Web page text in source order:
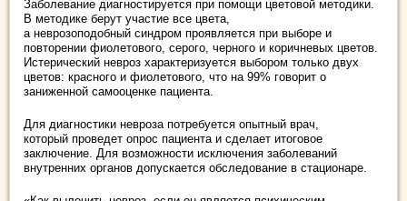
Заболевание диагностируется при помощи цветовой методики.
В методике берут участие все цвета,
а неврозоподобный синдром проявляется при выборе и
повторении фиолетового, серого, черного и коричневых цветов.
Истерический невроз характеризуется выбором только двух
цветов: красного и фиолетового, что на 99% говорит о
заниженной самооценке пациента.
Для диагностики невроза потребуется опытный врач,
который проведет опрос пациента и сделает итоговое
заключение. Для возможности исключения заболеваний
внутренних органов допускается обследование в стационаре.